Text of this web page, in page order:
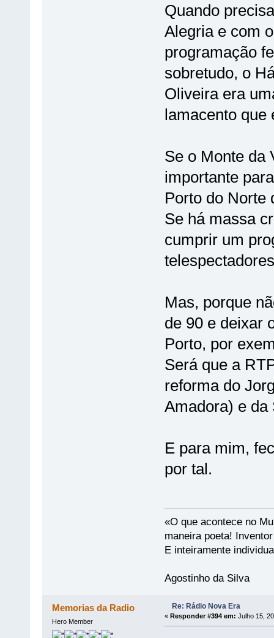
Quando
Alegria e com
programação
sobretudo, o
Oliveira era
lamacento que
Se o Monte da
importante
Porto do Norte
Se há massa
cumprir um
Mas, porque
de 90 e deixar
Porto, por
Será que a
reforma do
Amadora) e da
E para mim,
por tal.
«O que acontece no
maneira poeta!
E inteiramente
Agostinho da Silva
Memorias da Radio
Hero Member
Re: Rádio Nova Era
« Responder #394 em: Julho 15,